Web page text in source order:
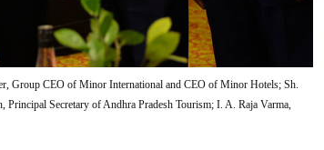
Group CEO of Minor International and CEO of Minor Hotels; Sh.
Secretary of Andhra Pradesh Tourism; I. A. Raja Varma,